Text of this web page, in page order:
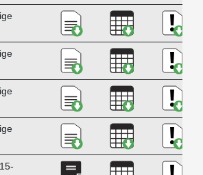
Ladda ner Resvanor i
Ladda ner
Ladda ner Resvanor i
Ladda ner
Ladda ner Resvanor i
Ladda ner
Ladda ner Resvanor i
Ladda ner
Ladda ner RVU
Ladda ner